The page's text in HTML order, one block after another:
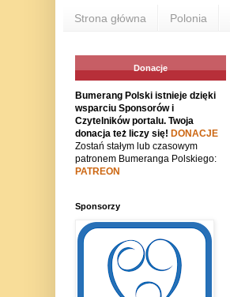
Strona główna Polonia
Donacje
Bumerang Polski istnieje dzięki
wsparciu Sponsorów i
Czytelników portalu. Twoja
donacja też liczy się! DONACJE
Zostań stałym lub czasowym
patronem Bumeranga Polskiego:
PATREON
Sponsorzy